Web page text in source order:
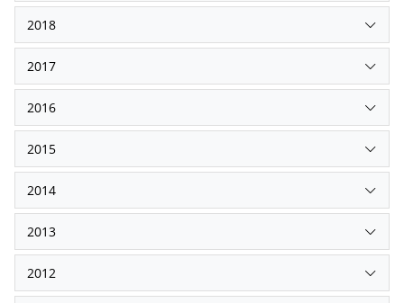
2018
2017
2016
2015
2014
2013
2012